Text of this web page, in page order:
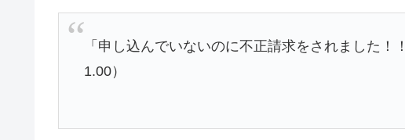
「申し込んでいないのに不正請求をされました
1.00）